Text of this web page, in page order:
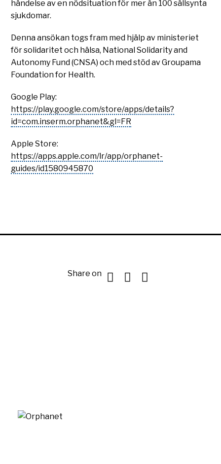
händelse av en nödsituation för mer än 100 sällsynta
sjukdomar.
Denna ansökan togs fram med hjälp av ministeriet
för solidaritet och hälsa, National Solidarity and
Autonomy Fund (CNSA) och med stöd av Groupama
Foundation for Health.
Google Play:
https://play.google.com/store/apps/details?
id=com.inserm.orphanet&gl=FR
Apple Store:
https://apps.apple.com/lr/app/orphanet-
guides/id1580945870
Share on